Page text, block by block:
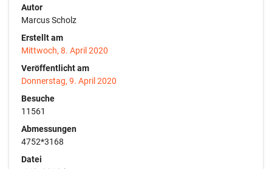
Autor
Marcus Scholz
Erstellt am
Mittwoch, 8. April 2020
Veröffentlicht am
Donnerstag, 9. April 2020
Besuche
11561
Abmessungen
4752*3168
Datei